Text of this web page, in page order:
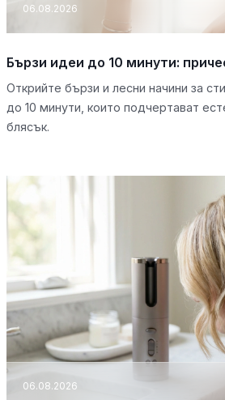
06.08.2026
Бързи идеи до 10 минути:
Открийте бързи и лесни начини за
до 10 минути, които подчертават
блясък.
06.08.2026